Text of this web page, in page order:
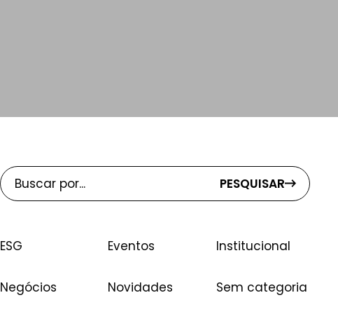
PESQUISAR
ESG Eventos Institucional
Negócios Novidades Sem categoria